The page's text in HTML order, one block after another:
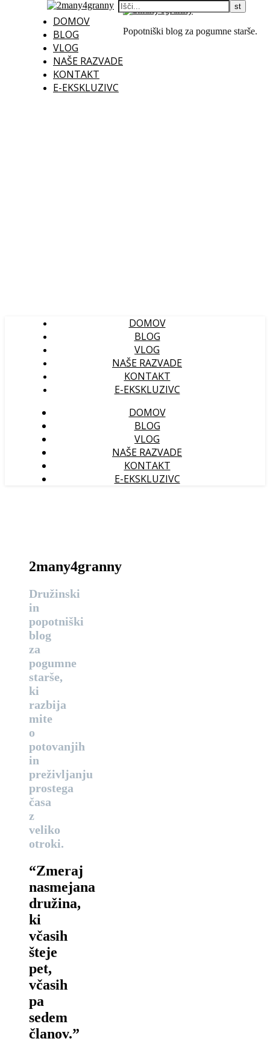
DOMOV
BLOG
VLOG
NAŠE RAZVADE
KONTAKT
E-EKSKLUZIVC
Popotniški blog za pogumne starše.
DOMOV
BLOG
VLOG
NAŠE RAZVADE
KONTAKT
E-EKSKLUZIVC
DOMOV
BLOG
VLOG
NAŠE RAZVADE
KONTAKT
E-EKSKLUZIVC
2many4granny
Družinski
in
popotniški
blog
za
pogumne
starše,
ki
razbija
mite
o
potovanjih
in
preživljanju
prostega
časa
z
veliko
otroki.
“Zmeraj
nasmejana
družina,
ki
včasih
šteje
pet,
včasih
pa
sedem
članov.”